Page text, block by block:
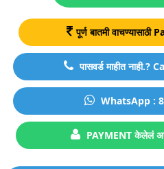
पूर्ण बातमी
पासवर्ड माहीत
WhatsApp :
PAYMENT केलेलं